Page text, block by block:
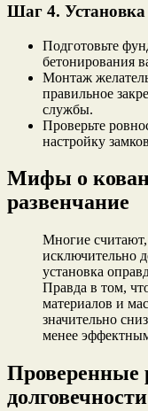
Шаг 4.
Подготовьте
бетонирования
Монтаж
правильное
службы.
Проверьте
настройку
Мифы о
развенчание
Многие
исключительно
установка
Правда в том,
материалов и
значительно
менее
Проверенные